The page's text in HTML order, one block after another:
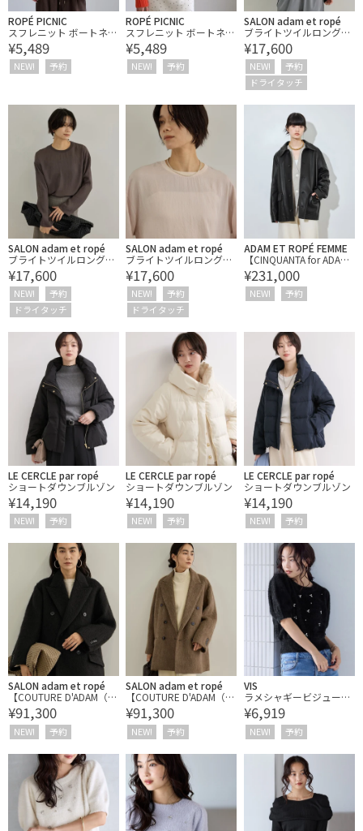
ROPÉ PICNIC
スフレニット ボートネッ
クプルオーバー
¥5,489
NEW! 予約
ROPÉ PICNIC
スフレニット ボートネッ
クプルオーバー
¥5,489
NEW! 予約
SALON adam et ropé
ブライトツイルロングス
リーブプルオーバー / セ
ットアップ対応・ドライ
タッチ
¥17,600
NEW!
予約
ドライタッチ
SALON adam et ropé
ブライトツイルロングス
リーブプルオーバー / セ
ットアップ対応・ドライ
タッチ
¥17,600
NEW!
予約
ドライタッチ
SALON adam et ropé
ブライトツイルロングス
リーブプルオーバー / セ
ットアップ対応・ドライ
タッチ
¥17,600
NEW!
予約
ドライタッチ
ADAM ET ROPÉ FEMME
【CINQUANTA for ADAM
ET ROPE'】別注 Leather
Car Coat
¥231,000
NEW! 予約
LE CERCLE par ropé
ショートダウンブルゾン
¥14,190
NEW! 予約
LE CERCLE par ropé
ショートダウンブルゾン
¥14,190
NEW! 予約
LE CERCLE par ropé
ショートダウンブルゾン
¥14,190
NEW! 予約
SALON adam et ropé
【COUTURE D'ADAM（ク
チュール ド アダム） for
SALON】Cottage Coat /
Mohair Shaggy
¥91,300
NEW! 予約
SALON adam et ropé
【COUTURE D'ADAM（ク
チュール ド アダム） for
SALON】Cottage Coat /
Mohair Shaggy
¥91,300
NEW! 予約
VIS
ラメシャギービジューニ
ットプルオーバー
¥6,919
NEW! 予約